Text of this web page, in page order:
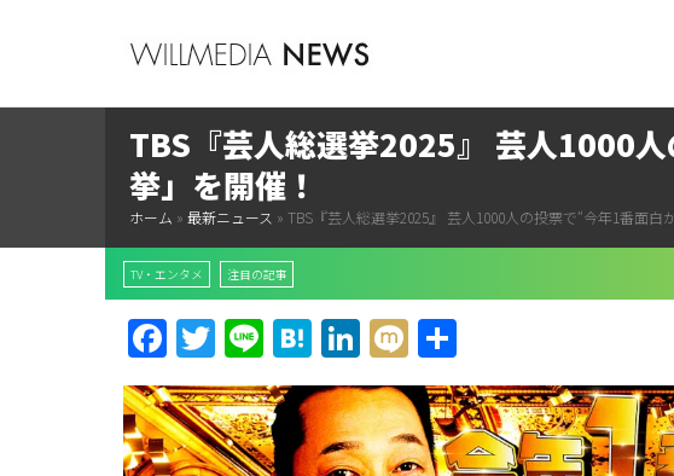
TBS『芸人総選挙2025』 芸人1000
挙」を開催！
ホーム » 最新ニュース » TBS『芸人総選挙2025』 芸人1000人の投票で“今年1番面白
TV・エンタメ 注目の記事
Facebook
Twitter
LineHatena
LinkedIn
Mixi
有